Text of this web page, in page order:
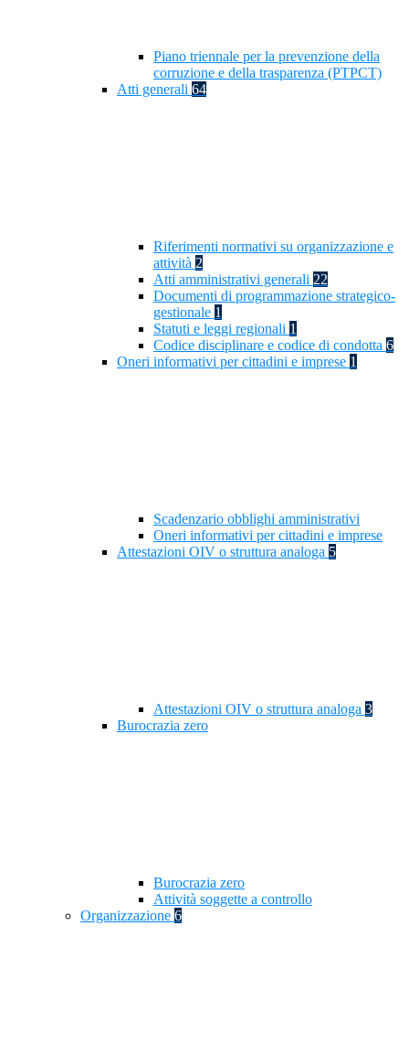
Piano triennale per la prevenzione della
corruzione e della trasparenza (PTPCT)
Atti generali 64
Riferimenti normativi su organizzazione e
attività 2
Atti amministrativi generali 22
Documenti di programmazione strategico-
gestionale 1
Statuti e leggi regionali 1
Codice disciplinare e codice di condotta 6
Oneri informativi per cittadini e imprese 1
Scadenzario obblighi amministrativi
Oneri informativi per cittadini e imprese
Attestazioni OIV o struttura analoga 5
Attestazioni OIV o struttura analoga 3
Burocrazia zero
Burocrazia zero
Attività soggette a controllo
Organizzazione 6